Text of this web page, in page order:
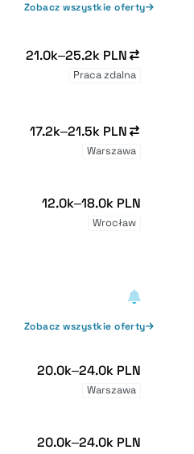
Zobacz wszystkie oferty
21.0k–25.2k PLN
Praca zdalna
17.2k–21.5k PLN
Warszawa
12.0k–18.0k PLN
Wrocław
Zobacz wszystkie oferty
20.0k–24.0k PLN
Warszawa
20.0k–24.0k PLN